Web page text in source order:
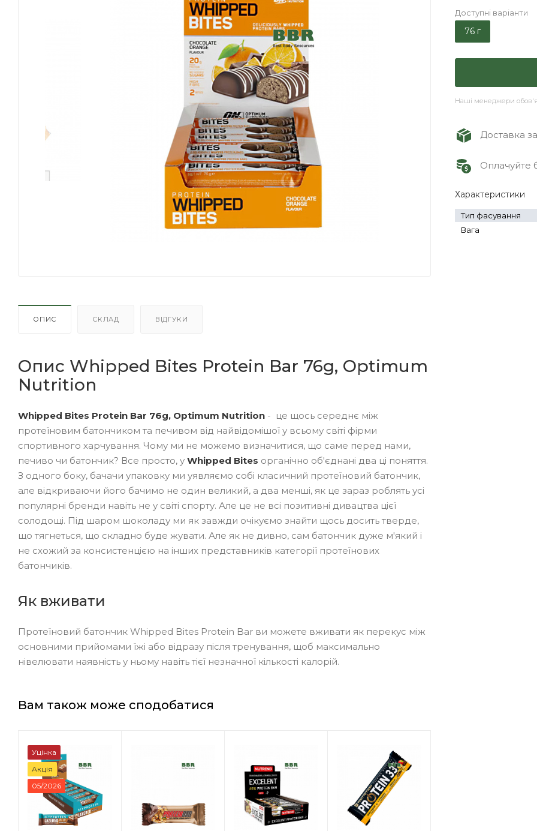
ОПИС СКЛАД ВІДГУКИ
Опис Whipped Bites Protein Bar 76g, Optimum
Nutrition
Whipped Bites Protein Bar 76g, Optimum Nutrition - це щось середнє між
протеїновим батончиком та печивом від найвідомішої у всьому світі фірми
спортивного харчування. Чому ми не можемо визначитися, що саме перед нами,
печиво чи батончик? Все просто, у Whipped Bites органічно об'єднані два ці поняття.
З одного боку, бачачи упаковку ми уявляємо собі класичний протеїновий батончик,
але відкриваючи його бачимо не один великий, а два менші, як це зараз роблять усі
популярні бренди навіть не у світі спорту. Але це не всі позитивні дивацтва цієї
солодощі. Під шаром шоколаду ми як завжди очікуємо знайти щось досить тверде,
що тягнеться, що складно буде жувати. Але як не дивно, сам батончик дуже м'який і
не схожий за консистенцією на інших представників категорії протеїнових
батончиків.
Як вживати
Протеїновий батончик Whipped Bites Protein Bar ви можете вживати як перекус між
основними прийомами їжі або відразу після тренування, щоб максимально
нівелювати наявність у ньому навіть тієї незначної кількості калорій.
Вам також може сподобатися
Уцінка
Акція
05/2026
Доступні варіанти
76 г
Наші менеджери
Доставка
Оплачуйте
Характеристики
Тип фасування
Вага